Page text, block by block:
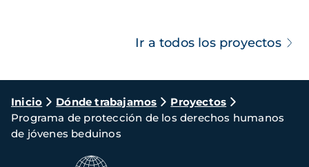
Ir a todos los proyectos
Ruta
de
navegación
Inicio Dónde trabajamos
Proyectos
Programa de protección de los derechos humanos
de jóvenes beduinos